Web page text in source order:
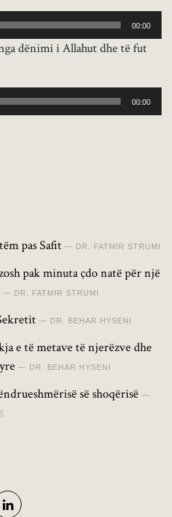
00:00
dënimi i Allahut dhe të fut
00:00
pas Safit DR. FATMIR STRUMI
pak minuta çdo natë për një
DR. FATMIR STRUMI
DR. BEHAR HYSENI
e të metave të njerëzve dhe
DR. BEHAR HYSENI
së shoqërisë